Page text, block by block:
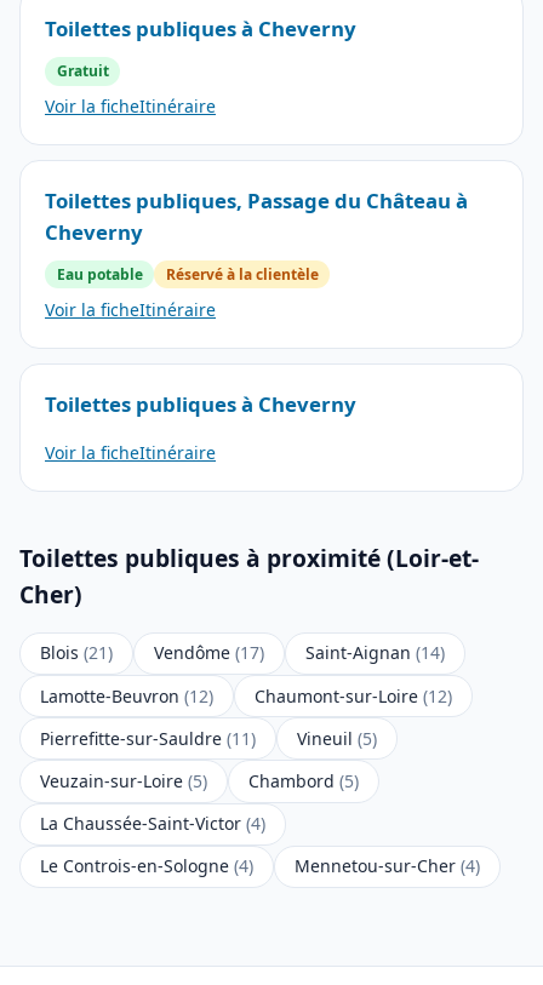
Toilettes publiques à Cheverny
Gratuit
Voir la ficheItinéraire
Toilettes publiques, Passage du Château à
Cheverny
Eau potable Réservé à la clientèle
Voir la ficheItinéraire
Toilettes publiques à Cheverny
Voir la ficheItinéraire
Toilettes publiques à proximité (Loir-et-
Cher)
Blois (21) Vendôme (17) Saint-Aignan (14)
Lamotte-Beuvron (12) Chaumont-sur-Loire (12)
Pierrefitte-sur-Sauldre (11) Vineuil (5)
Veuzain-sur-Loire (5) Chambord (5)
La Chaussée-Saint-Victor (4)
Le Controis-en-Sologne (4) Mennetou-sur-Cher (4)